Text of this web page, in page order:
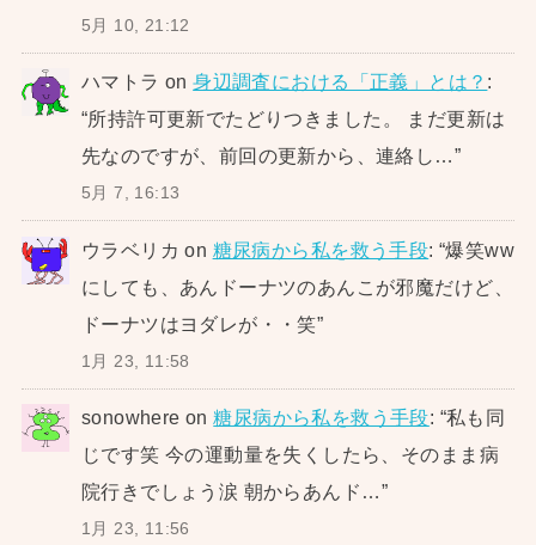
5月 10, 21:12
ハマトラ on身辺調査における「正義」とは？ :
“所持許可更新でたどりつきました。 まだ更新は
先なのですが、前回の更新から、連絡し…”
5月 7, 16:13
ウラベリカ on 糖尿病から私を救う手段: “爆笑ww
にしても、あんドーナツのあんこが邪魔だけど、
ドーナツはヨダレが・・笑”
1月 23, 11:58
sonowhere on糖尿病から私を救う手段: “私も同
じです笑 今の運動量を失くしたら、そのまま病
院行きでしょう涙 朝からあんド…”
1月 23, 11:56